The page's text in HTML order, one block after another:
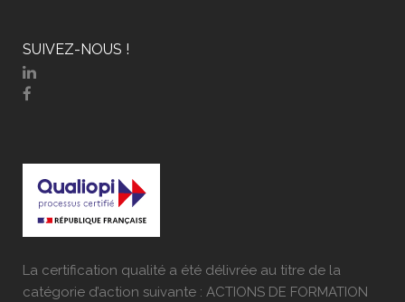
SUIVEZ-NOUS !
La certification qualité a été délivrée au titre de la
catégorie d’action suivante : ACTIONS DE FORMATION